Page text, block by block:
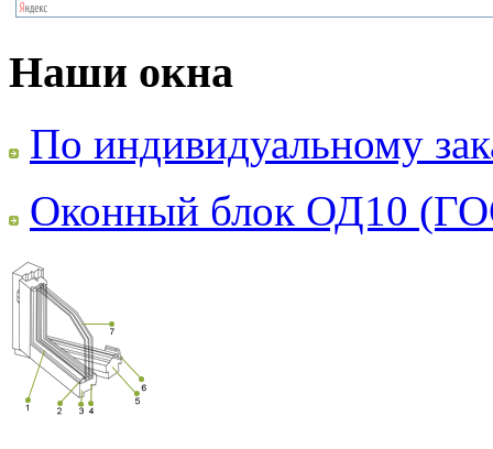
Наши окна
По индивидуальному
Оконный блок ОД10